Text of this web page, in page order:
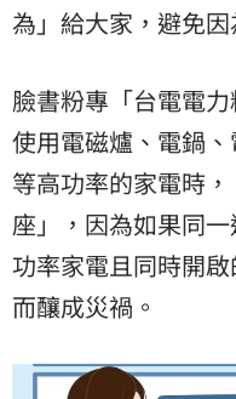
為」給大家，避免
臉書粉專「台電電
使用電磁爐、電鍋
等高功率的家電時
座」，因為如果同
功率家電且同時開
而釀成災禍。